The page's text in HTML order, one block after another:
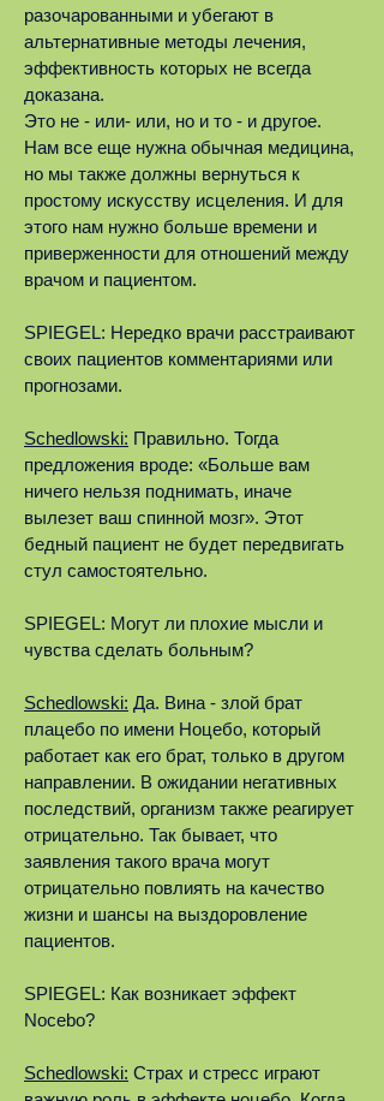
разочарованными и убегают в
альтернативные методы лечения,
эффективность которых не всегда
доказана.
Это не - или- или, но и то - и другое.
Нам все еще нужна обычная медицина,
но мы также должны вернуться к
простому искусству исцеления. И для
этого нам нужно больше времени и
приверженности для отношений между
врачом и пациентом.
SPIEGEL: Нередко врачи расстраивают
своих пациентов комментариями или
прогнозами.
Schedlowski: Правильно. Тогда
предложения вроде: «Больше вам
ничего нельзя поднимать, иначе
вылезет ваш спинной мозг». Этот
бедный пациент не будет передвигать
стул самостоятельно.
SPIEGEL: Могут ли плохие мысли и
чувства сделать больным?
Schedlowski: Да. Вина - злой брат
плацебо по имени Ноцебо, который
работает как его брат, только в другом
направлении. В ожидании негативных
последствий, организм также реагирует
отрицательно. Так бывает, что
заявления такого врача могут
отрицательно повлиять на качество
жизни и шансы на выздоровление
пациентов.
SPIEGEL: Как возникает эффект
Nocebo?
Schedlowski: Страх и стресс играют